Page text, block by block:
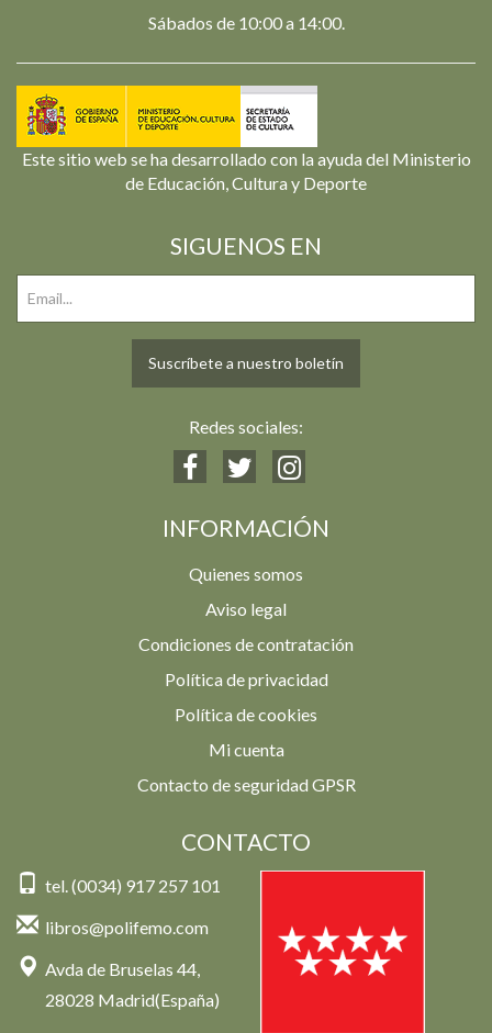
Sábados de 10:00 a 14:00.
Este sitio web se ha desarrollado con la ayuda del Ministerio
de Educación, Cultura y Deporte
SIGUENOS EN
Suscríbete a nuestro boletín
Redes sociales:
INFORMACIÓN
Quienes somos
Aviso legal
Condiciones de contratación
Política de privacidad
Política de cookies
Mi cuenta
Contacto de seguridad GPSR
CONTACTO
tel. (0034) 917 257 101
libros@polifemo.com
Avda de Bruselas 44,
28028 Madrid(España)